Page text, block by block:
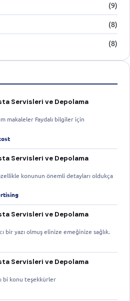
(9)
(8)
(8)
Servisleri ve Depolama
makaleler Faydalı bilgiler için
Servisleri ve Depolama
konunun önemli detayları oldukça
Servisleri ve Depolama
bir yazı olmuş elinize emeğinize sağlık.
Servisleri ve Depolama
bi konu teşekkürler